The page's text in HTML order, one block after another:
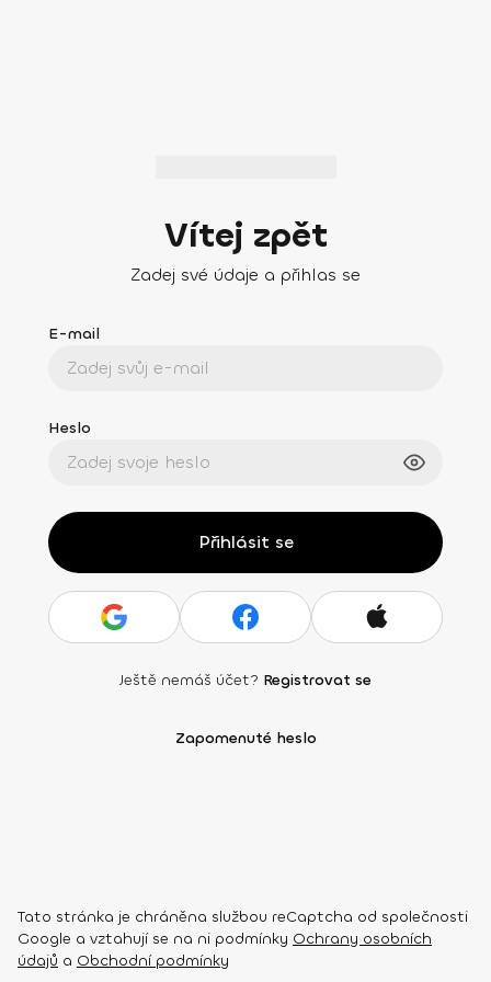
Vítej zpět
Zadej své údaje a přihlas se
E-mail
Heslo
Přihlásit se
Ještě nemáš účet? Registrovat se
Zapomenuté heslo
Tato stránka je chráněna službou reCaptcha od společnosti
Google a vztahují se na ni podmínky Ochrany osobních
údajů a Obchodní podmínky